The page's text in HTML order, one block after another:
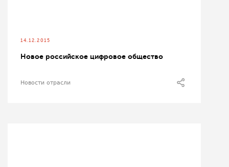
14.12.2015
Новое российское цифровое общество
Новости отрасли